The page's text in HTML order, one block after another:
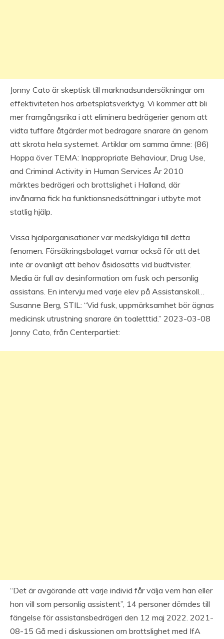
Jonny Cato är skeptisk till marknadsundersökningar om
effektiviteten hos arbetsplatsverktyg. Vi kommer att bli
mer framgångsrika i att eliminera bedrägerier genom att
vidta tuffare åtgärder mot bedragare snarare än genom
att skrota hela systemet. Artiklar om samma ämne: (86)
Hoppa över TEMA: Inappropriate Behaviour, Drug Use,
and Criminal Activity in Human Services År 2010
märktes bedrägeri och brottslighet i Halland, där
invånarna fick ha funktionsnedsättningar i utbyte mot
statlig hjälp.
Vissa hjälporganisationer var medskyldiga till detta
fenomen. Försäkringsbolaget varnar också för att det
inte är ovanligt att behov åsidosätts vid budtvister.
Media är full av desinformation om fusk och personlig
assistans. En intervju med varje elev på Assistanskoll…
Susanne Berg, STIL: “Vid fusk, uppmärksamhet bör ägnas
medicinsk utrustning snarare än toaletttid.” 2023-03-08
Jonny Cato, från Centerpartiet:
“Det är avgörande att varje individ får välja vem han eller
hon vill som personlig assistent”, 14 personer dömdes till
fängelse för assistansbedrägeri den 12 maj 2022. 2021-
08-15 Gå med i diskussionen om brottslighet med IfA